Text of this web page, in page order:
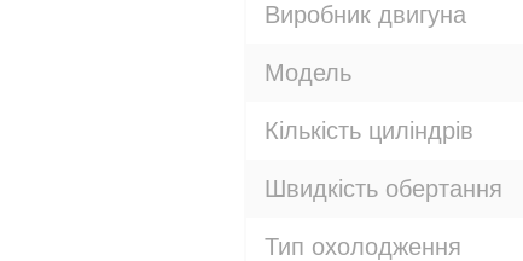
Виробник двигуна
Модель
Кількість циліндрів
Швидкість обертання
Тип охолодження